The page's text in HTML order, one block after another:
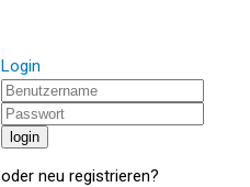
Login
oder neu registrieren?